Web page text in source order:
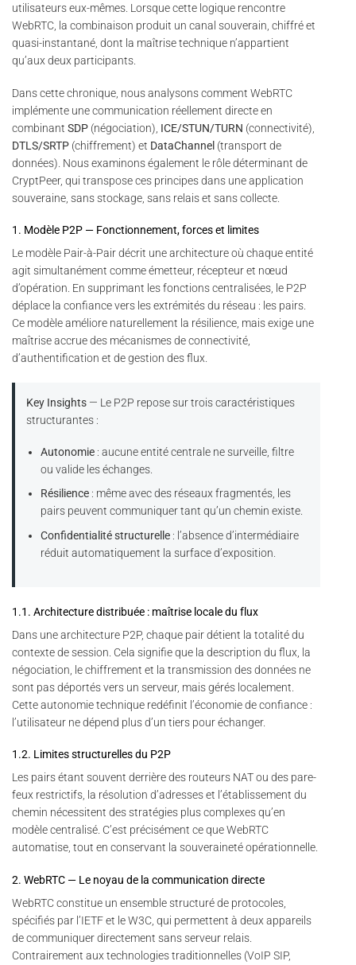
utilisateurs eux-mêmes. Lorsque cette logique rencontre
WebRTC, la combinaison produit un canal souverain, chiffré et
quasi-instantané, dont la maîtrise technique n’appartient
qu’aux deux participants.
Dans cette chronique, nous analysons comment WebRTC
implémente une communication réellement directe en
combinant SDP (négociation), ICE/STUN/TURN (connectivité),
DTLS/SRTP (chiffrement) et DataChannel (transport de
données). Nous examinons également le rôle déterminant de
CryptPeer, qui transpose ces principes dans une application
souveraine, sans stockage, sans relais et sans collecte.
1. Modèle P2P — Fonctionnement, forces et limites
Le modèle Pair-à-Pair décrit une architecture où chaque entité
agit simultanément comme émetteur, récepteur et nœud
d’opération. En supprimant les fonctions centralisées, le P2P
déplace la confiance vers les extrémités du réseau : les pairs.
Ce modèle améliore naturellement la résilience, mais exige une
maîtrise accrue des mécanismes de connectivité,
d’authentification et de gestion des flux.
Key Insights — Le P2P repose sur trois caractéristiques
structurantes :
Autonomie : aucune entité centrale ne surveille, filtre
ou valide les échanges.
Résilience : même avec des réseaux fragmentés, les
pairs peuvent communiquer tant qu’un chemin existe.
Confidentialité structurelle : l’absence d’intermédiaire
réduit automatiquement la surface d’exposition.
1.1. Architecture distribuée : maîtrise locale du flux
Dans une architecture P2P, chaque pair détient la totalité du
contexte de session. Cela signifie que la description du flux, la
négociation, le chiffrement et la transmission des données ne
sont pas déportés vers un serveur, mais gérés localement.
Cette autonomie technique redéfinit l’économie de confiance :
l’utilisateur ne dépend plus d’un tiers pour échanger.
1.2. Limites structurelles du P2P
Les pairs étant souvent derrière des routeurs NAT ou des pare-
feux restrictifs, la résolution d’adresses et l’établissement du
chemin nécessitent des stratégies plus complexes qu’en
modèle centralisé. C’est précisément ce que WebRTC
automatise, tout en conservant la souveraineté opérationnelle.
2. WebRTC — Le noyau de la communication directe
WebRTC constitue un ensemble structuré de protocoles,
spécifiés par l’IETF et le W3C, qui permettent à deux appareils
de communiquer directement sans serveur relais.
Contrairement aux technologies traditionnelles (VoIP SIP,